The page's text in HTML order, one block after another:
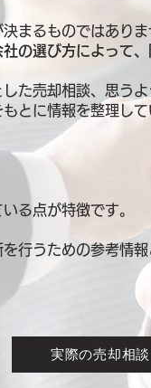
まるものではありま
の選び方によって
た売却相談、思う
もとに情報を整理して
る点が特徴です。
行うための参考情報
実際の売却相